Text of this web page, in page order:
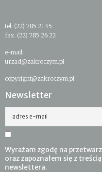
tel. (22) 785 21 45
fax. (22) 785 26 22
e-mail:
urzad@zakroczym.pl
copyright@zakroczym.pl
Newsletter
adres e-mail
Wyrażam zgodę na
oraz zapoznałem się z
newslettera.